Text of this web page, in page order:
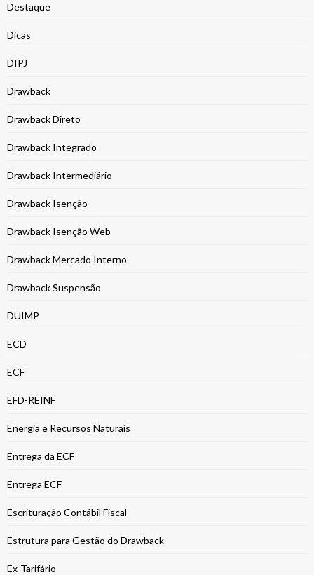
Destaque
Dicas
DIPJ
Drawback
Drawback Direto
Drawback Integrado
Drawback Intermediário
Drawback Isenção
Drawback Isenção Web
Drawback Mercado Interno
Drawback Suspensão
DUIMP
ECD
ECF
EFD-REINF
Energia e Recursos Naturais
Entrega da ECF
Entrega ECF
Escrituração Contábil Fiscal
Estrutura para Gestão do Drawback
Ex-Tarifário